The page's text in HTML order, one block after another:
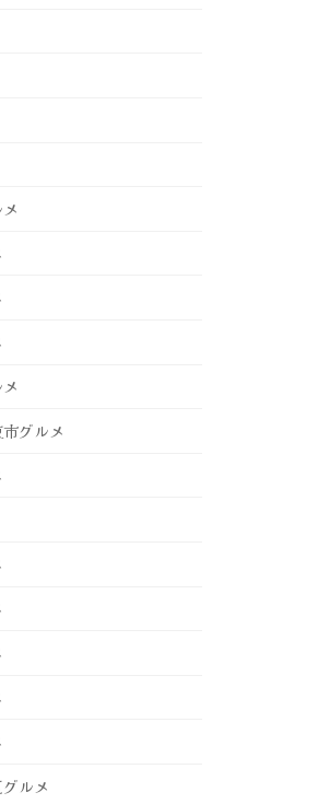
グルメ
ルメ